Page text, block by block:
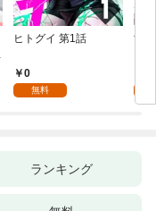
ヒトグイ 第1話
0
無料
世
ランキング